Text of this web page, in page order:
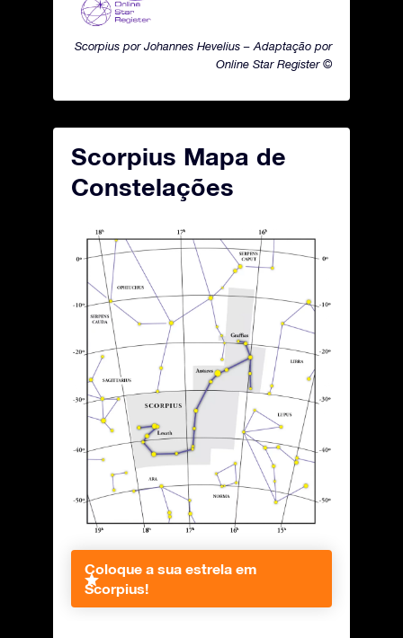
Scorpius por Johannes Hevelius – Adaptação por
Online Star Register ©
Scorpius Mapa de
Constelações
Coloque a sua estrela em
Scorpius!